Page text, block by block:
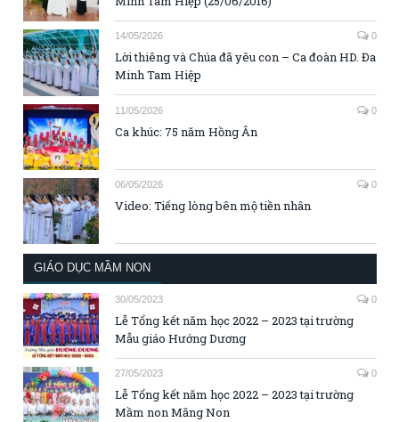
14/05/2026 0
Lời thiêng và Chúa đã yêu con – Ca đoàn HD. Đa
Minh Tam Hiệp
11/05/2026 0
Ca khúc: 75 năm Hồng Ân
06/05/2026 0
Video: Tiếng lòng bên mộ tiền nhân
GIÁO DỤC MẦM NON
30/05/2023 0
Lễ Tổng kết năm học 2022 – 2023 tại trường
Mẫu giáo Hướng Dương
27/05/2023 0
Lễ Tổng kết năm học 2022 – 2023 tại trường
Mầm non Măng Non